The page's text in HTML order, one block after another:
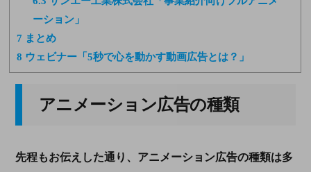
ーション」
7 まとめ
8 ウェビナー「5秒で心を動かす動画広告とは？」
アニメーション広告の種類
先程もお伝えした通り、アニメーション広告の種類は多